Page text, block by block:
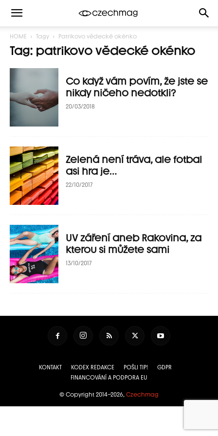
HOME Tagy Patrikovo vědecké okénko
Tag: patrikovo vědecké okénko
Co když vám povím, že jste se
nikdy ničeho nedotkli?
20/03/2018
Zelená není tráva, ale fotbal
asi hra je…
22/10/2017
UV záření aneb Rakovina, za
kterou si můžete sami
13/10/2017
KONTAKT KODEX REDAKCE POŠLI TIP!
GDPR
FINANCOVÁNÍ A PODPORA EU
© Copyright 2014–2026, Czechmag